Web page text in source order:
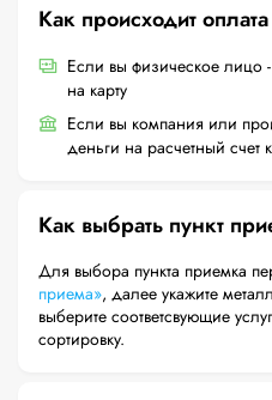
Как происходит
Если вы физическое лицо
на карту
Если вы компания или
деньги на расчетный счет
Как выбрать пункт
Для выбора пункта приемка
приема», далее укажите
выберите соответсвующие услуги и интересующую Вас
сортировку.